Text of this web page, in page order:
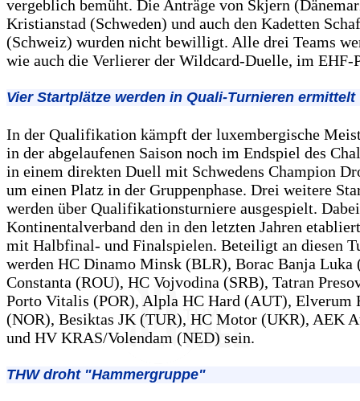
vergeblich bemüht. Die Anträge von Skjern
Kristianstad (Schweden) und auch den Kadetten
(Schweiz) wurden nicht bewilligt. Alle drei Teams
wie auch die Verlierer der Wildcard-Duelle, im EHF-
Vier Startplätze werden in Quali-Turnieren ermittelt
In der Qualifikation kämpft der luxembergische
in der abgelaufenen Saison noch im Endspiel des
in einem direkten Duell mit Schwedens Champion
um einen Platz in der Gruppenphase. Drei weitere
werden über Qualifikationsturniere ausgespielt.
Kontinentalverband den in den letzten Jahren
mit Halbfinal- und Finalspielen. Beteiligt an diesen
werden HC Dinamo Minsk (BLR), Borac Banja
Constanta (ROU), HC Vojvodina (SRB), Tatran
Porto Vitalis (POR), Alpla HC Hard (AUT), Elverum
(NOR), Besiktas JK (TUR), HC Motor (UKR), AEK
und HV KRAS/Volendam (NED) sein.
THW droht "Hammergruppe"